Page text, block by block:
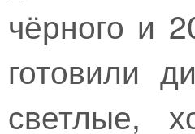
чёрного и
готовили
светлые,